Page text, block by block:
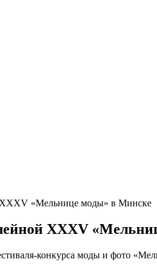
XXXV «Мельнице моды» в Минске
XXXV
конкурса моды и фото